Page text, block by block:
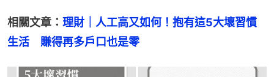
相關文章： 理財｜人工高又如何！抱有這5大壞習慣
生活　賺得再多戶口也是零